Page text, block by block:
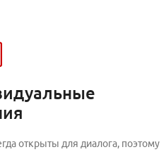
открыты для диалога, поэтому